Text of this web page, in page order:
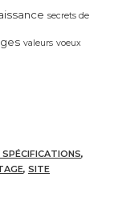
secrets de
valeurs voeux
SPÉCIFICATIONS,
, SITE